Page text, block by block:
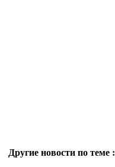
Другие новости по теме :